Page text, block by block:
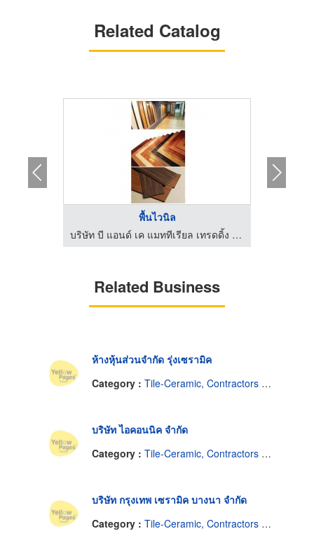
Related Catalog
พื้นไวนิล
บริษัท บี แอนด์ เค แมททีเรียล เทรดดิ้ง จำกัด
Related Business
ห้างหุ้นส่วนจำกัด รุ่งเซรามิค
Category : Tile-Ceramic, Contractors & Dealers
บริษัท ไอคอนนิค จำกัด
Category : Tile-Ceramic, Contractors & Dealers
บริษัท กรุงเทพ เซรามิค บางนา จำกัด
Category : Tile-Ceramic, Contractors & Dealers